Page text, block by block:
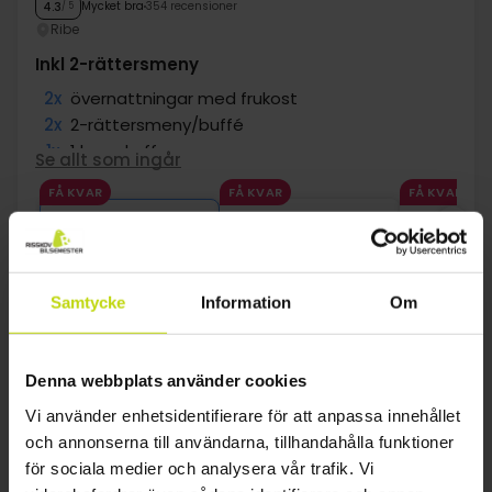
Samtycke Information Om
Denna webbplats använder cookies
Vi använder enhetsidentifierare för att anpassa innehållet
och annonserna till användarna, tillhandahålla funktioner
för sociala medier och analysera vår trafik. Vi
4.3/ 5 Mycket bra 354 recensioner
Ribe
Inkl 2-rättersmeny
2x övernattningar med frukost
2x 2-rättersmeny/buffé
1x 1 kopp kaffe
1x 100 DKK bowling-voucher per rum
∞ gratis kaffe/te på rummet
Se allt som ingår
FÅ KVAR FÅ KVAR
Totalt 2798:-
FÅ KVAR
FAQ